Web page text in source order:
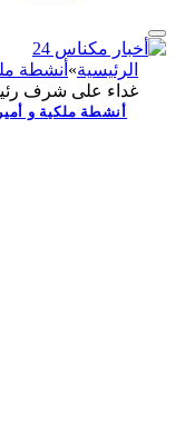
الرئيسية» أنشطة
غداء على شرف
أنشطة ملكية و